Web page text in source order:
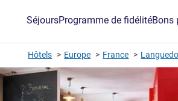
SéjoursProgramme de fidélitéBons
Hôtels Europe France